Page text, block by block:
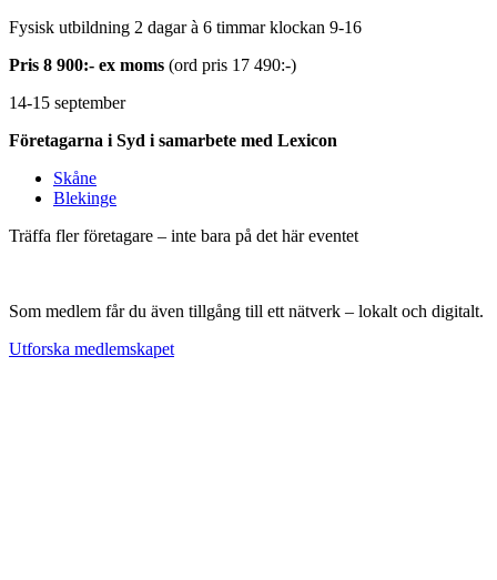
Fysisk utbildning 2 dagar à 6 timmar klockan 9-16
Pris 8 900:- ex moms (ord pris 17 490:-)
14-15 september
Företagarna i Syd i samarbete med Lexicon
Skåne
Blekinge
Träffa fler företagare – inte bara på det här eventet
Som medlem får du även tillgång till ett nätverk – lokalt och digitalt.
Utforska medlemskapet